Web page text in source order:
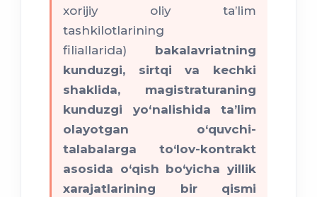
xorijiy oliy ta’lim
tashkilotlarining
filiallarida) bakalavriatning
kunduzgi, sirtqi va kechki
shaklida, magistraturaning
kunduzgi yo‘nalishida ta’lim
olayotgan o‘quvchi-
talabalarga to‘lov-kontrakt
asosida o‘qish bo‘yicha yillik
xarajatlarining bir qismi